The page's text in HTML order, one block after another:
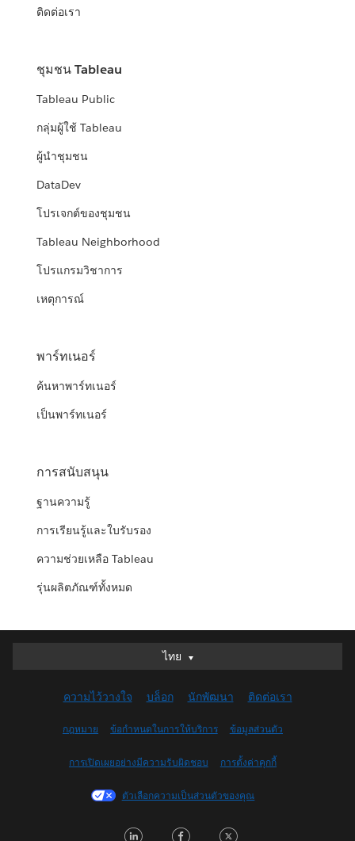
ติดต่อเรา
ชุมชน Tableau
Tableau Public
กลุ่มผู้ใช้ Tableau
ผู้นำชุมชน
DataDev
โปรเจกต์ของชุมชน
Tableau Neighborhood
โปรแกรมวิชาการ
เหตุการณ์
พาร์ทเนอร์
ค้นหาพาร์ทเนอร์
เป็นพาร์ทเนอร์
การสนับสนุน
ฐานความรู้
การเรียนรู้และใบรับรอง
ความช่วยเหลือ Tableau
รุ่นผลิตภัณฑ์ทั้งหมด
ไทย
ไทย
English (UK)
English (US)
Français (Canada)
Français (France)
日本語
ความไว้วางใจ บล็อก นักพัฒนา ติดต่อเรา
กฎหมาย ข้อกำหนดในการให้บริการ ข้อมูลส่วนตัว
การเปิดเผยอย่างมีความรับผิดชอบ การตั้งค่าคุกกี้
ตัวเลือกความเป็นส่วนตัวของคุณ
LinkedInFacebook